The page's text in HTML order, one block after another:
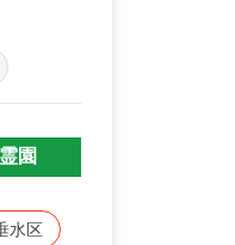
所の管理
通面の
けます。
園
水区